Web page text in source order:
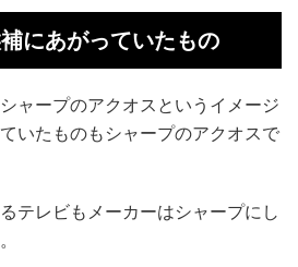
にあがっていたもの
ャープのアクオスというイメージ
いたものもシャープのアクオスで
テレビもメーカーはシャープにし